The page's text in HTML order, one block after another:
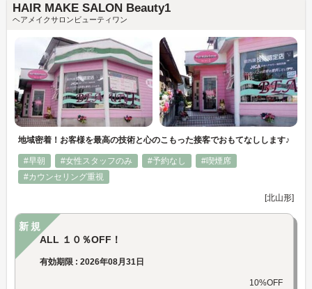
HAIR MAKE SALON Beauty1
ヘアメイクサロンビューティワン
地域密着！お客様を最高の技術と心のこもった接客でおもてなしします♪
#早朝 #女性スタッフのみ #予約なし
#喫煙席
#カウンセリング重視
[北山形]
新規
ALL １０％OFF！
有効期限 : 2026年08月31日
10%OFF